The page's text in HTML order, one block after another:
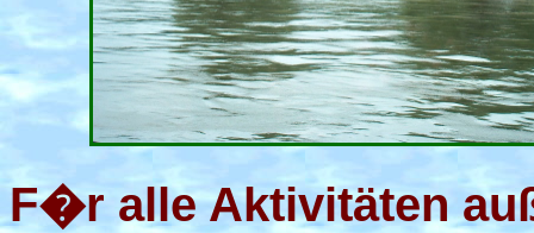
F�r alle Aktivitäten